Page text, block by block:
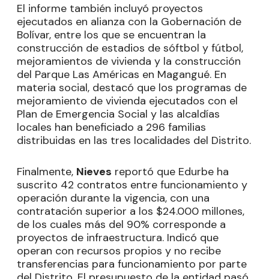
El informe también incluyó proyectos
ejecutados en alianza con la Gobernación de
Bolívar, entre los que se encuentran la
construcción de estadios de sóftbol y fútbol,
mejoramientos de vivienda y la construcción
del Parque Las Américas en Magangué. En
materia social, destacó que los programas de
mejoramiento de vivienda ejecutados con el
Plan de Emergencia Social y las alcaldías
locales han beneficiado a 296 familias
distribuidas en las tres localidades del Distrito.
Finalmente, Nieves reportó que Edurbe ha
suscrito 42 contratos entre funcionamiento y
operación durante la vigencia, con una
contratación superior a los $24.000 millones,
de los cuales más del 90% corresponde a
proyectos de infraestructura. Indicó que
operan con recursos propios y no recibe
transferencias para funcionamiento por parte